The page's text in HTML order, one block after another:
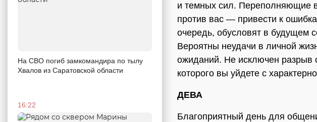
На СВО погиб замкомандира по тылу
Хвалов из Саратовской области
16:22
и темных сил. Переполняющие
против вас — привести к
очередь, обусловят в будущем
Вероятны неудачи в личной
ожиданий. Не исключен разрыв
которого вы уйдете с
ДЕВА
Благоприятный день для